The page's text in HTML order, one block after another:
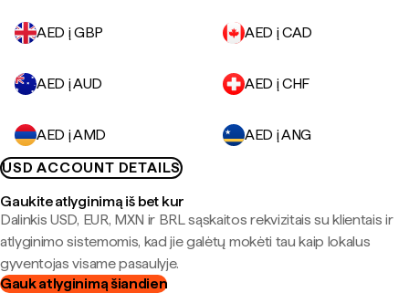
AED į GBP AED į CAD
AED į AUD AED į CHF
AED į AMD
AED į ANG
USD ACCOUNT DETAILS
Gaukite atlyginimą iš bet kur
Dalinkis USD, EUR, MXN ir BRL sąskaitos rekvizitais su klientais ir
atlyginimo sistemomis, kad jie galėtų mokėti tau kaip lokalus
gyventojas visame pasaulyje.
Gauk atlyginimą šiandien